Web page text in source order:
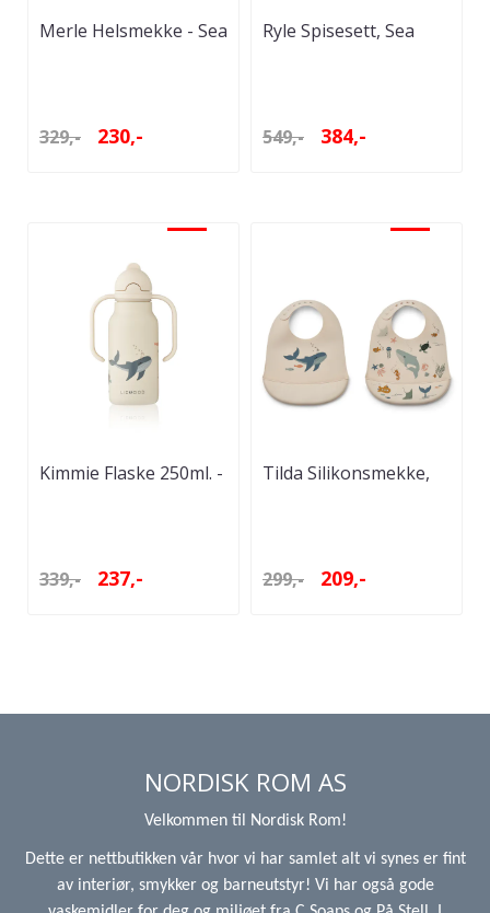
Merle Helsmekke - Sea
329,- 230,-
Ryle Spisesett, Sea
549,- 384,-
Kimmie Flaske 250ml. -
339,- 237,-
Tilda Silikonsmekke,
299,- 209,-
NORDISK ROM AS
Velkommen til Nordisk Rom!
Dette er nettbutikken vår hvor vi har samlet alt vi synes er fint
av interiør, smykker og barneutstyr! Vi har også gode